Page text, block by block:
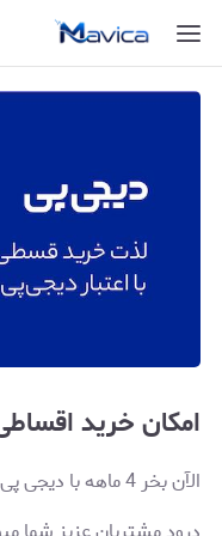
امکان خرید
الآن بخر 4 ماهه با دیجی پی پرداخت کن!